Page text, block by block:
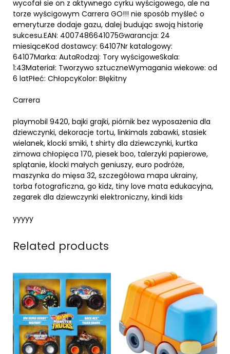
wycofał sie on z aktywnego cyrku wyścigowego, ale na
torze wyścigowym Carrera GO!!! nie sposób myśleć o
emeryturze dodaje gazu, dalej budując swoją historię
sukcesu.EAN: 4007486641075Gwarancja: 24
miesiąceKod dostawcy: 64107Nr katalogowy:
64107Marka: AutaRodzaj: Tory wyścigoweSkala:
1:43Materiał: Tworzywo sztuczneWymagania wiekowe: od
6 latPłeć: ChłopcyKolor: Błękitny
Carrera
playmobil 9420, bajki grajki, piórnik bez wyposażenia dla
dziewczynki, dekoracje tortu, linkimals zabawki, stasiek
wielanek, klocki smiki, t shirty dla dziewczynki, kurtka
zimowa chłopięca 170, piesek boo, talerzyki papierowe,
splątanie, klocki małych geniuszy, euro podróże,
maszynka do mięsa 32, szczegółowa mapa ukrainy,
torba fotograficzna, go kidz, tiny love mata edukacyjna,
zegarek dla dziewczynki elektroniczny, kindi kids
yyyyy
Related products